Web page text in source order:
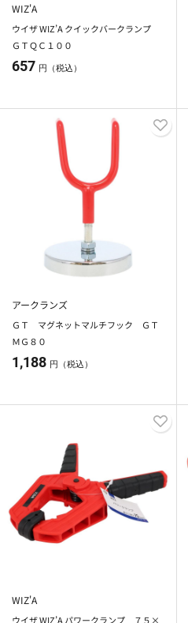
WIZ'A
ウイザ WIZ’A クイックバークランプ
ＧＴＱＣ１００
657 円（税込）
アークランズ
ＧＴ マグネットマルチフック ＧＴ
ＭＧ８０
1,188 円（税込）
WIZ'A
ウイザ WIZ’A パワークランプ ７５×